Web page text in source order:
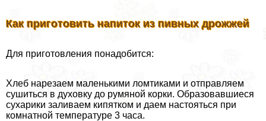
Как приготовить напиток из пивных дрожжей
Для приготовления понадобится:
Хлеб нарезаем маленькими ломтиками и отправляем
сушиться в духовку до румяной корки. Образовавшиеся
сухарики заливаем кипятком и даем настояться при
комнатной температуре 3 часа.